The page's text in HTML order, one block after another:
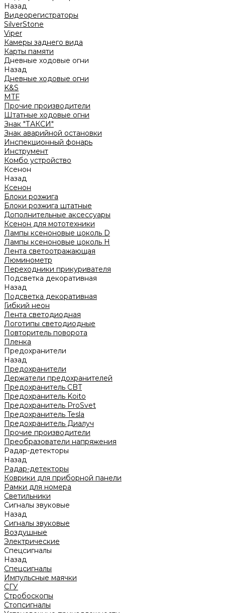
Назад
Видеорегистраторы
SilverStone
Viper
Камеры заднего вида
Карты памяти
Дневные ходовые огни
Назад
Дневные ходовые огни
K&S
MTF
Прочие производители
Штатные ходовые огни
Знак "ТАКСИ"
Знак аварийной остановки
Инспекционный фонарь
Инструмент
Комбо устройство
Ксенон
Назад
Ксенон
Блоки розжига
Блоки розжига штатные
Дополнительные аксессуары
Ксенон для мототехники
Лампы ксеноновые цоколь D
Лампы ксеноновые цоколь H
Лента светоотражающая
Люминометр
Переходники прикуривателя
Подсветка декоративная
Назад
Подсветка декоративная
Гибкий неон
Лента светодиодная
Логотипы светодиодные
Повторитель поворота
Пленка
Предохранители
Назад
Предохранители
Держатели предохранителей
Предохранитель CBT
Предохранитель Koito
Предохранитель ProSvet
Предохранитель Tesla
Предохранитель Диалуч
Прочие производители
Преобразователи напряжения
Радар-детекторы
Назад
Радар-детекторы
Коврики для приборной панели
Рамки для номера
Светильники
Сигналы звуковые
Назад
Сигналы звуковые
Воздушные
Электрические
Спецсигналы
Назад
Спецсигналы
Импульсные маячки
СГУ
Стробоскопы
Стопсигналы